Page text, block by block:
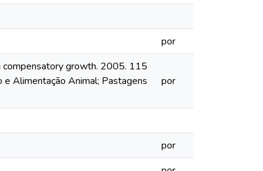
por
compensatory growth. 2005. 115
Alimentação Animal; Pastagens
por
por